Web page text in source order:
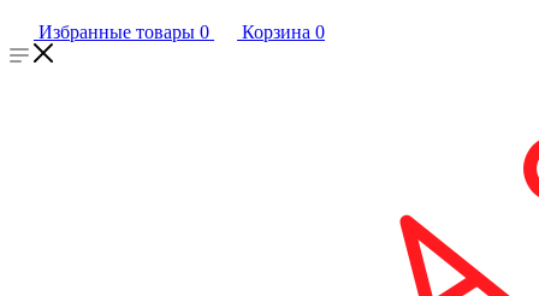
Избранные товары 0 Корзина 0